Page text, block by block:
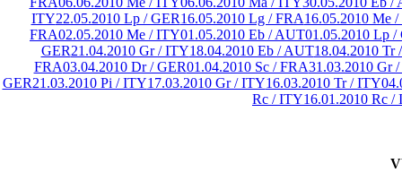
ITY22.05.2010 Lp / GER16.05.2010 Lg / FRA16.05.2010 Me
FRA02.05.2010 Me / ITY01.05.2010 Eb / AUT01.05.2010 Lp /
GER21.04.2010 Gr / ITY18.04.2010 Eb / AUT18.04.2010 Tr
FRA03.04.2010 Dr / GER01.04.2010 Sc / FRA31.03.2010 Gr
GER21.03.2010 Pi / ITY17.03.2010 Gr / ITY16.03.2010 Tr / ITY
Rc / ITY16.01.2010 Rc /